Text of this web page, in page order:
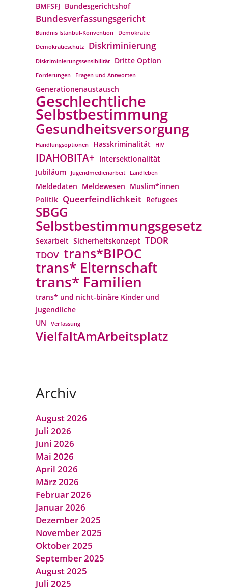
BMFSFJ Bundesgerichtshof
Bundesverfassungs­gericht
Bündnis Istanbul-Konvention
Demokratie
Demokratieschutz
Diskriminierung
Diskriminierungssensibilität Dritte Option
Forderungen Fragen und Antworten
Generationenaustausch
Geschlechtliche
Selbstbestimmung
Gesundheitsversorgung
Handlungsoptionen Hasskriminalität HIV
IDAHOBITA+ Intersektionalität
Jubiläum
Jugendmedienarbeit Landleben
Meldedaten Meldewesen Muslim*innen
Politik Queerfeindlichkeit Refugees
SBGG
Selbstbestimmungsgesetz
Sexarbeit Sicherheitskonzept TDOR
TDOV trans*BIPOC
trans* Elternschaft
trans* Familien
trans* und nicht-binäre Kinder und
Jugendliche
UN
Verfassung
VielfaltAmArbeitsplatz
Archiv
August 2026
Juli 2026
Juni 2026
Mai 2026
April 2026
März 2026
Februar 2026
Januar 2026
Dezember 2025
November 2025
Oktober 2025
September 2025
August 2025
Juli 2025